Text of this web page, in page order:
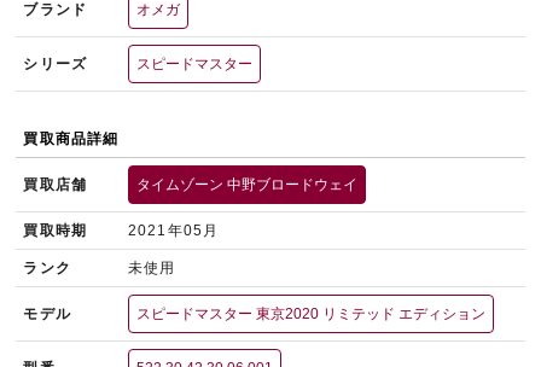
ブランド オメガ
シリーズ スピードマスター
買取商品詳細
買取店舗 タイムゾーン 中野ブロードウェイ
買取時期 2021年05月
ランク 未使用
モデル スピードマスター 東京2020 リミテッド エディション